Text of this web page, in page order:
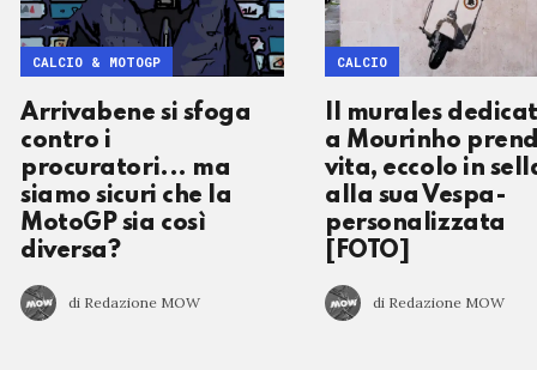
Arrivabene si sfoga
contro i
procuratori... ma
siamo sicuri che la
MotoGP sia così
diversa?
di Redazione MOW
CALCIO & MOTOGP
Il murales
a Mourinho
vita, eccolo in
alla sua Vespa-
personalizzata
[FOTO]
di Redazione MOW
CALCIO